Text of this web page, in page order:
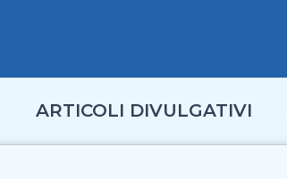
ARTICOLI DIVULGATIVI